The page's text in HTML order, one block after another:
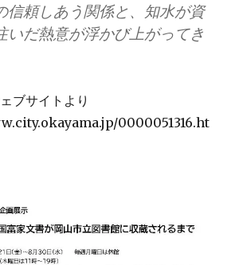
信頼しあう関係と、知水が資
いだ熱意が浮かび上がってき
ブサイトより
0000051316.ht